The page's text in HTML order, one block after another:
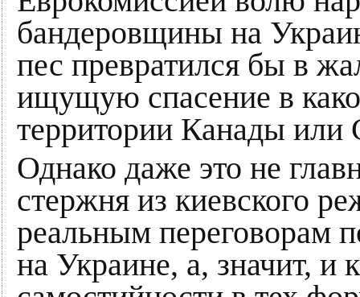
бандеровщины на
пес превратился бы в
ищущую спасение в
территории Канады
Однако даже это не
стержня из киевского
реальным переговорам
на Украине, а, значит, и